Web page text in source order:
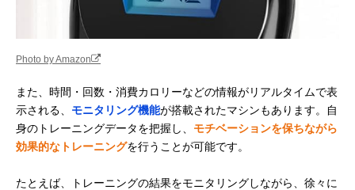
Photo by Amazon
また、時間・回数・消費カロリーなどの情報がリアルタイムで表
示される、 モニタリング機能が搭載されたマシンもあります。自
身のトレーニングデータを把握し、 モチベーションを保ちながら
効果的なトレーニングを行うことが可能です。
たとえば、トレーニングの結果をモニタリングしながら、徐々に